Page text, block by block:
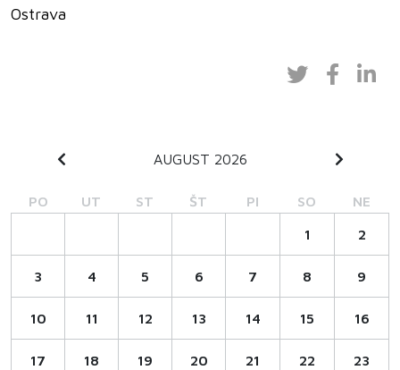
Ostrava
AUGUST 2026
PO UT ST ŠT PI SO NE
1 2
3 4 5 6 7 8 9
10 11 12 13 14 15 16
17 18 19 20 21 22 23